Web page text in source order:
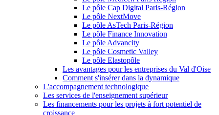
Le pôle Cap Digital Paris-Région
Le pôle NextMove
Le pôle AsTech Paris-Région
Le pôle Finance Innovation
Le pôle Advancity
Le pôle Cosmetic Valley
Le pôle Elastopôle
Les avantages pour les entreprises du Val d'Oise
Comment s'insérer dans la dynamique
L'accompagnement technologique
Les services de l'enseignement supérieur
Les financements pour les projets à fort potentiel de
croissance